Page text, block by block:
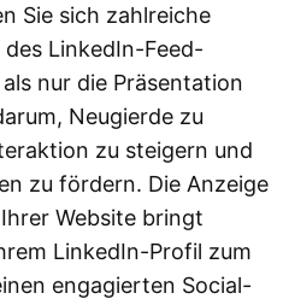
Sie sich zahlreiche
LinkedIn-Feed-
nur die Präsentation
Neugierde zu
zu steigern und
zu fördern. Die Anzeige
Website bringt
LinkedIn-Profil zum
engagierten Social-